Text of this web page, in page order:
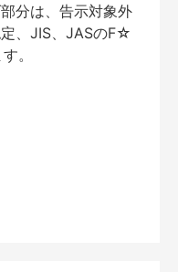
分は、告示対象外
、JIS、JASのF☆
。